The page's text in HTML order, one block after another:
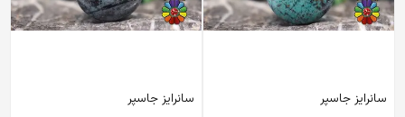
سانرایز جاسپر سانرایز جاسپر